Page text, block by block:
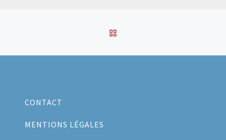
CONTACT
MENTIONS LÉGALES